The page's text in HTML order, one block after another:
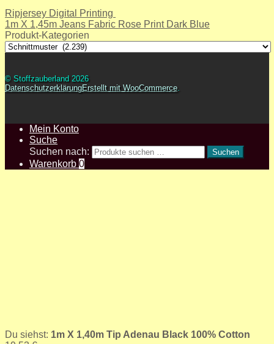
Ripjersey Digital Printing
1m X 1,45m Jeans Fabric Rose Print Dark Blue
Produkt-Kategorien
© Stoffzauberland 2026
DatenschutzerklärungErstellt mit WooCommerce.
Mein Konto
Suche
Suchen nach:
Suchen
Warenkorb 0
Du siehst: 1m X 1,40m Tip Adenau Black 100% Cotton